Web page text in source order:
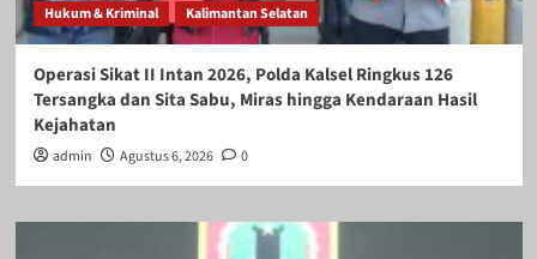
Hukum & Kriminal Kalimantan Selatan
Operasi Sikat II Intan 2026, Polda Kalsel Ringkus 126
Tersangka dan Sita Sabu, Miras hingga Kendaraan Hasil
Kejahatan
admin Agustus 6, 2026 0